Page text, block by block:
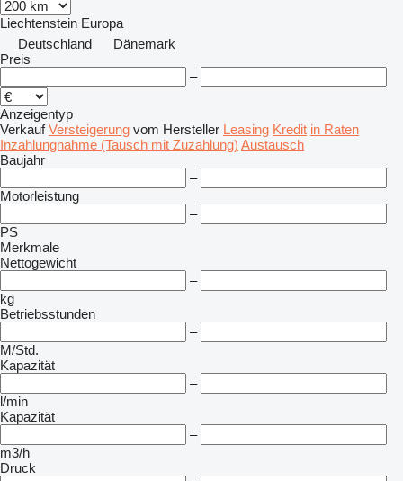
Liechtenstein Europa
Deutschland
Dänemark
Preis
–
Anzeigentyp
Verkauf Versteigerung vom Hersteller Leasing Kredit in Raten
Inzahlungnahme (Tausch mit Zuzahlung) Austausch
Baujahr
–
Motorleistung
–
PS
Merkmale
Nettogewicht
–
kg
Betriebsstunden
–
M/Std.
Kapazität
–
l/min
Kapazität
–
m3/h
Druck